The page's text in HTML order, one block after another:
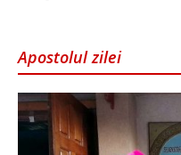
Apostolul zilei